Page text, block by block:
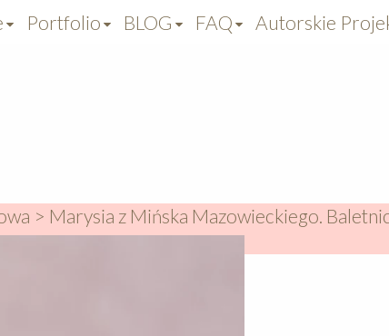
Portfolio BLOG FAQ Autorskie
> Marysia z Mińska Mazowieckiego.